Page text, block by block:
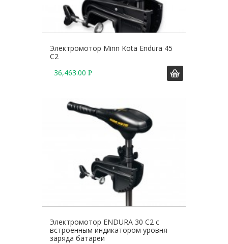
Электромотор Minn Kota Endura 45
C2
36,463.00 Р
.
Электромотор ENDURA 30 C2 с
встроенным индикатором уровня
заряда батареи